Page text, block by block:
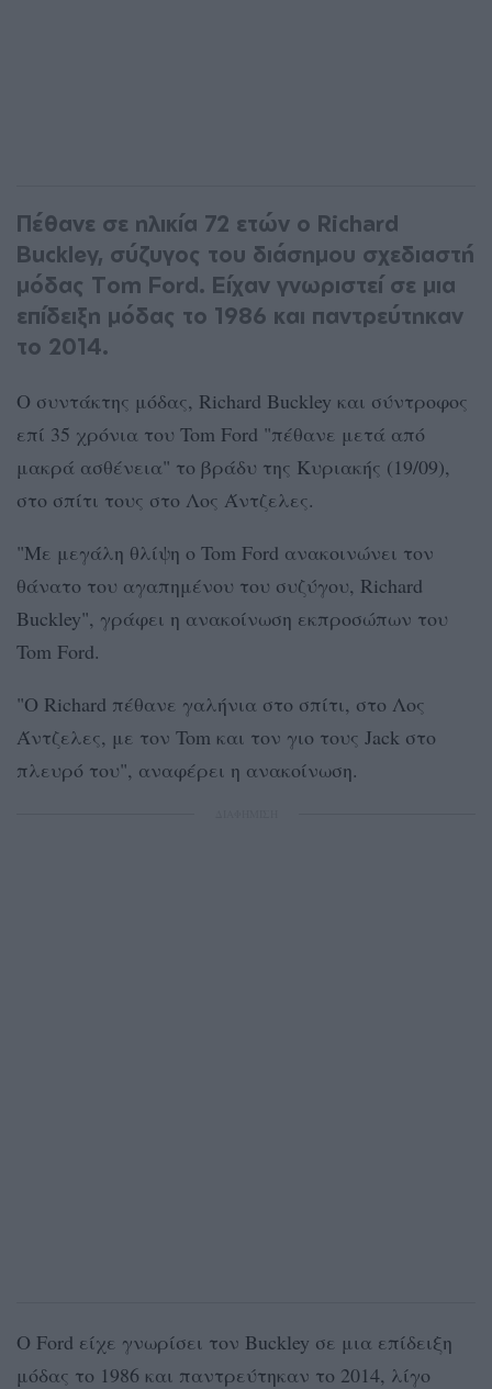
Πέθανε σε ηλικία 72 ετών ο Richard
Buckley, σύζυγος του διάσημου σχεδιαστή
μόδας Tom Ford. Είχαν γνωριστεί σε μια
επίδειξη μόδας το 1986 και παντρεύτηκαν
το 2014.
Ο συντάκτης μόδας, Richard Buckley και σύντροφος
επί 35 χρόνια του Tom Ford "πέθανε μετά από
μακρά ασθένεια" το βράδυ της Κυριακής (19/09),
στο σπίτι τους στο Λος Άντζελες.
"Με μεγάλη θλίψη ο Tom Ford ανακοινώνει τον
θάνατο του αγαπημένου του συζύγου, Richard
Buckley", γράφει η ανακοίνωση εκπροσώπων του
Tom Ford.
"Ο Richard πέθανε γαλήνια στο σπίτι, στο Λος
Άντζελες, με τον Tom και τον γιο τους Jack στο
πλευρό του", αναφέρει η ανακοίνωση.
Ο Ford είχε γνωρίσει τον Buckley σε μια επίδειξη
μόδας το 1986 και παντρεύτηκαν το 2014, λίγο